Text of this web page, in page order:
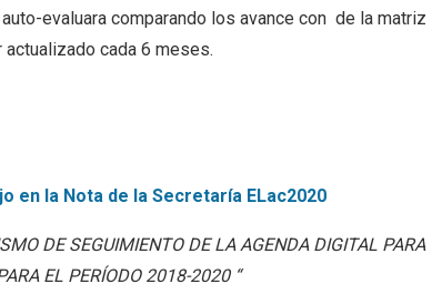
evaluara comparando los avance con de la matriz
cada 6 meses.
en la Nota de la Secretaría ELac2020
DE SEGUIMIENTO DE LA AGENDA DIGITAL PARA
EL PERÍODO 2018-2020 “